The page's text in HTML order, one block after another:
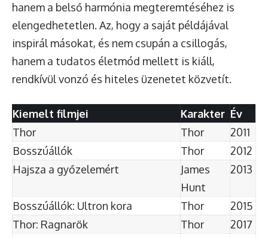
hanem a belső harmónia megteremtéséhez is
elengedhetetlen. Az, hogy a saját példájával
inspirál másokat, és nem csupán a csillogás,
hanem a tudatos életmód mellett is kiáll,
rendkívül vonzó és hiteles üzenetet közvetít.
Kiemelt filmjei Karakter Év
Thor
Thor
2011
Bosszúállók
Thor
2012
Hajsza a győzelemért
James
Hunt
2013
Bosszúállók: Ultron kora Thor
2015
Thor: Ragnarök
Thor
2017